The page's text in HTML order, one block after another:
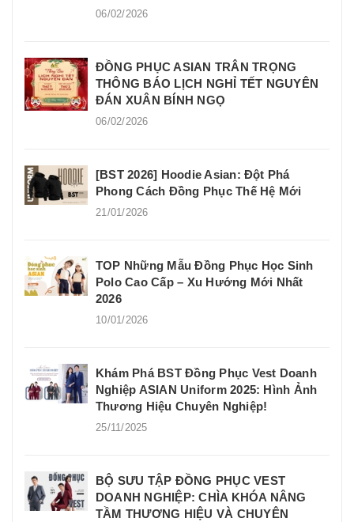
06/02/2026
ĐỒNG PHỤC ASIAN TRÂN TRỌNG
THÔNG BÁO LỊCH NGHỈ TẾT NGUYÊN
ĐÁN XUÂN BÍNH NGỌ
06/02/2026
[BST 2026] Hoodie Asian: Đột Phá
Phong Cách Đồng Phục Thế Hệ Mới
21/01/2026
TOP Những Mẫu Đồng Phục Học Sinh
Polo Cao Cấp – Xu Hướng Mới Nhất
2026
10/01/2026
Khám Phá BST Đồng Phục Vest Doanh
Nghiệp ASIAN Uniform 2025: Hình Ảnh
Thương Hiệu Chuyên Nghiệp!
25/11/2025
BỘ SƯU TẬP ĐỒNG PHỤC VEST
DOANH NGHIỆP: CHÌA KHÓA NÂNG
TẦM THƯƠNG HIỆU VÀ CHUYÊN